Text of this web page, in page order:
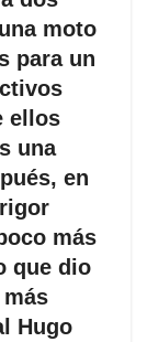
moto
para un
ellos
una
en
más
que dio
Hugo